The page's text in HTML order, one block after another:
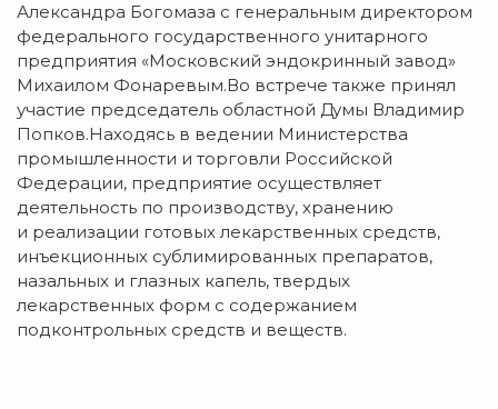
Александра Богомаза с генеральным директором
федерального государственного унитарного
предприятия «Московский эндокринный завод»
Михаилом Фонаревым.Во встрече также принял
участие председатель областной Думы Владимир
Попков.Находясь в ведении Министерства
промышленности и торговли Российской
Федерации, предприятие осуществляет
деятельность по производству, хранению
и реализации готовых лекарственных средств,
инъекционных сублимированных препаратов,
назальных и глазных капель, твердых
лекарственных форм с содержанием
подконтрольных средств и веществ.